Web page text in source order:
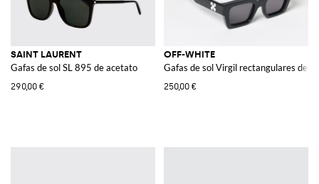
SAINT LAURENT
Gafas de sol SL 895 de acetato
290,00 €
OFF-WHITE
Gafas de sol Virgil rectangulares de
250,00 €